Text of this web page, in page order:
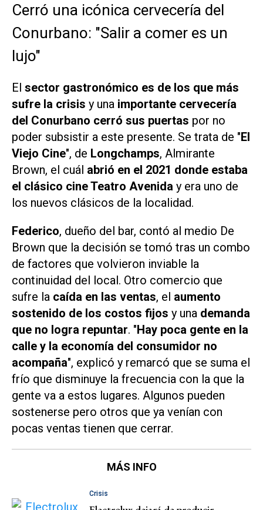
Cerró una icónica cervecería del
Conurbano: "Salir a comer es un
lujo"
El sector gastronómico es de los que más
sufre la crisis y una importante cervecería
del Conurbano cerró sus puertas por no
poder subsistir a este presente. Se trata de "El
Viejo Cine", de Longchamps, Almirante
Brown, el cuál abrió en el 2021 donde estaba
el clásico cine Teatro Avenida y era uno de
los nuevos clásicos de la localidad.
Federico, dueño del bar, contó al medio De
Brown que la decisión se tomó tras un combo
de factores que volvieron inviable la
continuidad del local. Otro comercio que
sufre la caída en las ventas, el aumento
sostenido de los costos fijos y una demanda
que no logra repuntar. "Hay poca gente en la
calle y la economía del consumidor no
acompaña", explicó y remarcó que se suma el
frío que disminuye la frecuencia con la que la
gente va a estos lugares. Algunos pueden
sostenerse pero otros que ya venían con
pocas ventas tienen que cerrar.
MÁS INFO
Crisis